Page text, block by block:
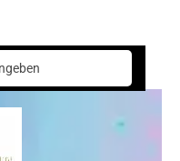
Old St. Croix Royal Danish Navy Frogman Rum 60% Vol. 700ml